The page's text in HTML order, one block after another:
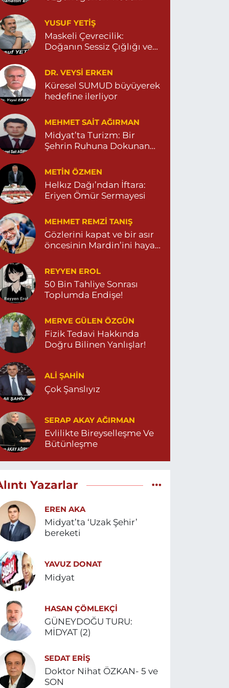
Dara Eczanesi
MAHALLESİ VALİ OZAN CADDESİ DIŞ KAPI
DEVLET HASTANESİ KARŞISI
YOLU CEPHESİ) 04822125304
0 (482) 212 53 04 Yol Tarifi Al
Özdemir Eczanesi
0 (482) 541 31 21 Yol Tarifi Al
YUSUF YETİŞ
Maskeli Çevrecilik:
Doğanın Sessiz Çığlığı ve
DR. VEYSI ERKEN
Küresel SUMUD büyüyerek
hedefine ilerliyor
MEHMET SAIT AĞIRMAN
Midyat’ta Turizm: Bir
Şehrin Ruhuna Dokunan
METIN ÖZMEN
Helkız Dağı’ndan İftara:
Eriyen Ömür Sermayesi
MEHMET REMZI TANIŞ
Gözlerini kapat ve bir asır
öncesinin Mardin’ini hayal
REYYEN EROL
50 Bin Tahliye Sonrası
Toplumda Endişe!
MERVE GÜLEN ÖZGÜN
Fizik Tedavi Hakkında
Doğru Bilinen Yanlışlar!
ALI ŞAHİN
Çok Şanslıyız
SERAP AKAY AĞIRMAN
Evlilikte Bireyselleşme Ve
Bütünleşme
Yazarlar
EREN AKA
Midyat’ta ‘Uzak Şehir’
bereketi
YAVUZ DONAT
Midyat
HASAN ÇÖMLEKÇİ
GÜNEYDOĞU TURU:
MİDYAT (2)
SEDAT ERİŞ
Doktor Nihat ÖZKAN- 5 ve
SON